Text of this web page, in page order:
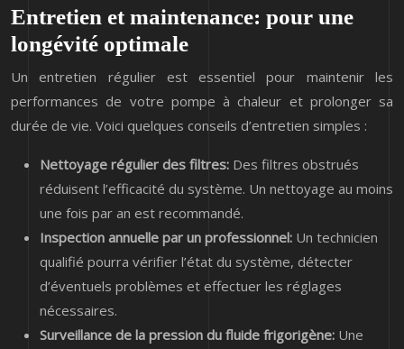
Entretien et maintenance: pour une
longévité optimale
Un entretien régulier est essentiel pour maintenir les
performances de votre pompe à chaleur et prolonger sa
durée de vie. Voici quelques conseils d’entretien simples :
Nettoyage régulier des filtres: Des filtres obstrués
réduisent l’efficacité du système. Un nettoyage au moins
une fois par an est recommandé.
Inspection annuelle par un professionnel: Un technicien
qualifié pourra vérifier l’état du système, détecter
d’éventuels problèmes et effectuer les réglages
nécessaires.
Surveillance de la pression du fluide frigorigène: Une